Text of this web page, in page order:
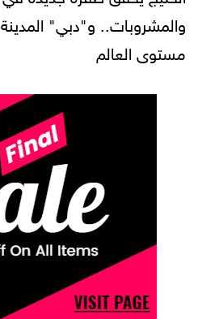
والمشروبات.. و"دبي" المدينة
مستوى العالم